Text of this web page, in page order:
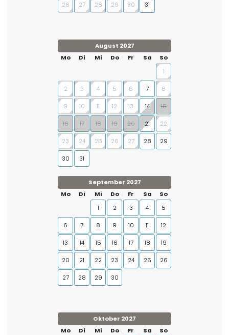
26 27 28 29 30 31
August 2027
Mo
Di Mi Do Fr Sa
So
1
2 3 4 5 6 7 8
9 10 11 12 13 14 15
16 17 18 19 20 21 22
23 24 25 26 27 28 29
30 31
September 2027
Mo
Di Mi Do Fr Sa
So
1
2 3 4 5
6 7 8 9 10 11 12
13 14 15 16 17 18 19
20 21 22 23 24 25 26
27 28 29 30
Oktober 2027
Mo
Di Mi Do Fr Sa
So